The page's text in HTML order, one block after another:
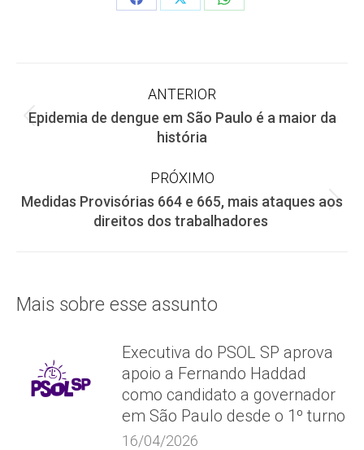
Share
Share
Share
Navegação
de
ANTERIOR
Post
anterior:
Epidemia de dengue em São Paulo é a maior da
história
PRÓXIMO
Próximo
post:
Medidas Provisórias 664 e 665, mais ataques aos
direitos dos trabalhadores
Mais sobre esse assunto
Executiva do PSOL SP aprova
apoio a Fernando Haddad
como candidato a governador
em São Paulo desde o 1º turno
16/04/2026